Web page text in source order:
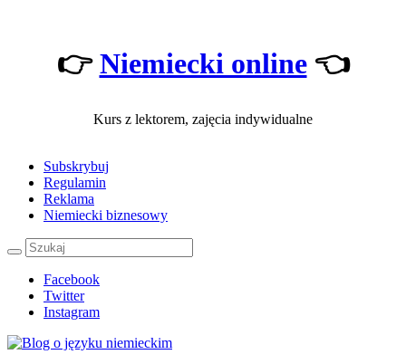
👉Niemiecki online👈
Kurs z lektorem, zajęcia indywidualne
Subskrybuj
Regulamin
Reklama
Niemiecki biznesowy
Facebook
Twitter
Instagram